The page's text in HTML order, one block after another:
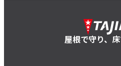
屋根で守り、床